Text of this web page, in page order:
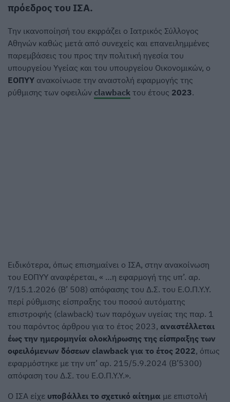
πρόεδρος του ΙΣΑ.
Την ικανοποίησή του εκφράζει ο Ιατρικός Σύλλογος
Αθηνών καθώς μετά από συνεχείς και επανειλημμένες
παρεμβάσεις του προς την πολιτική ηγεσία του
υπουργείου Υγείας και του υπουργείου Οικονομικών, ο
ΕΟΠΥΥ ανακοίνωσε την αναστολή εφαρμογής της
ρύθμισης των οφειλών clawback του έτους 2023.
Ειδικότερα, όπως επισημαίνει ο ΙΣΑ, στην ανακοίνωση
του ΕΟΠΥΥ αναφέρεται, « …η εφαρμογή της υπ’. αρ.
7/15.1.2026 (Β’ 508) απόφασης του Δ.Σ. του Ε.Ο.Π.Υ.Υ.
περί ρύθμισης είσπραξης του ποσού αυτόματης
επιστροφής (clawback) των παρόχων υγείας της παρ. 1
του παρόντος άρθρου για το έτος 2023, αναστέλλεται
έως την ημερομηνία ολοκλήρωσης της είσπραξης των
οφειλόμενων δόσεων clawback για το έτος 2022, όπως
εφαρμόστηκε με την υπ’ αρ. 215/5.9.2024 (Β’5300)
απόφαση του Δ.Σ. του Ε.Ο.Π.Υ.Υ.».
Ο ΙΣΑ είχε υποβάλλει το σχετικό αίτημα με επιστολή